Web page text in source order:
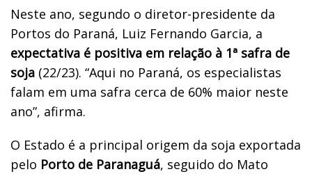
Neste ano, segundo o diretor-presidente da
Portos do Paraná, Luiz Fernando Garcia, a
expectativa é positiva em relação à 1ª safra de
soja (22/23). “Aqui no Paraná, os especialistas
falam em uma safra cerca de 60% maior neste
ano”, afirma.
O Estado é a principal origem da soja exportada
pelo Porto de Paranaguá, seguido do Mato